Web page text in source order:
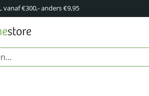
vanaf €300,- anders €9,95